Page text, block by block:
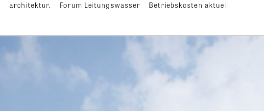
architektur. Forum Leitungswasser Betriebskosten aktuell